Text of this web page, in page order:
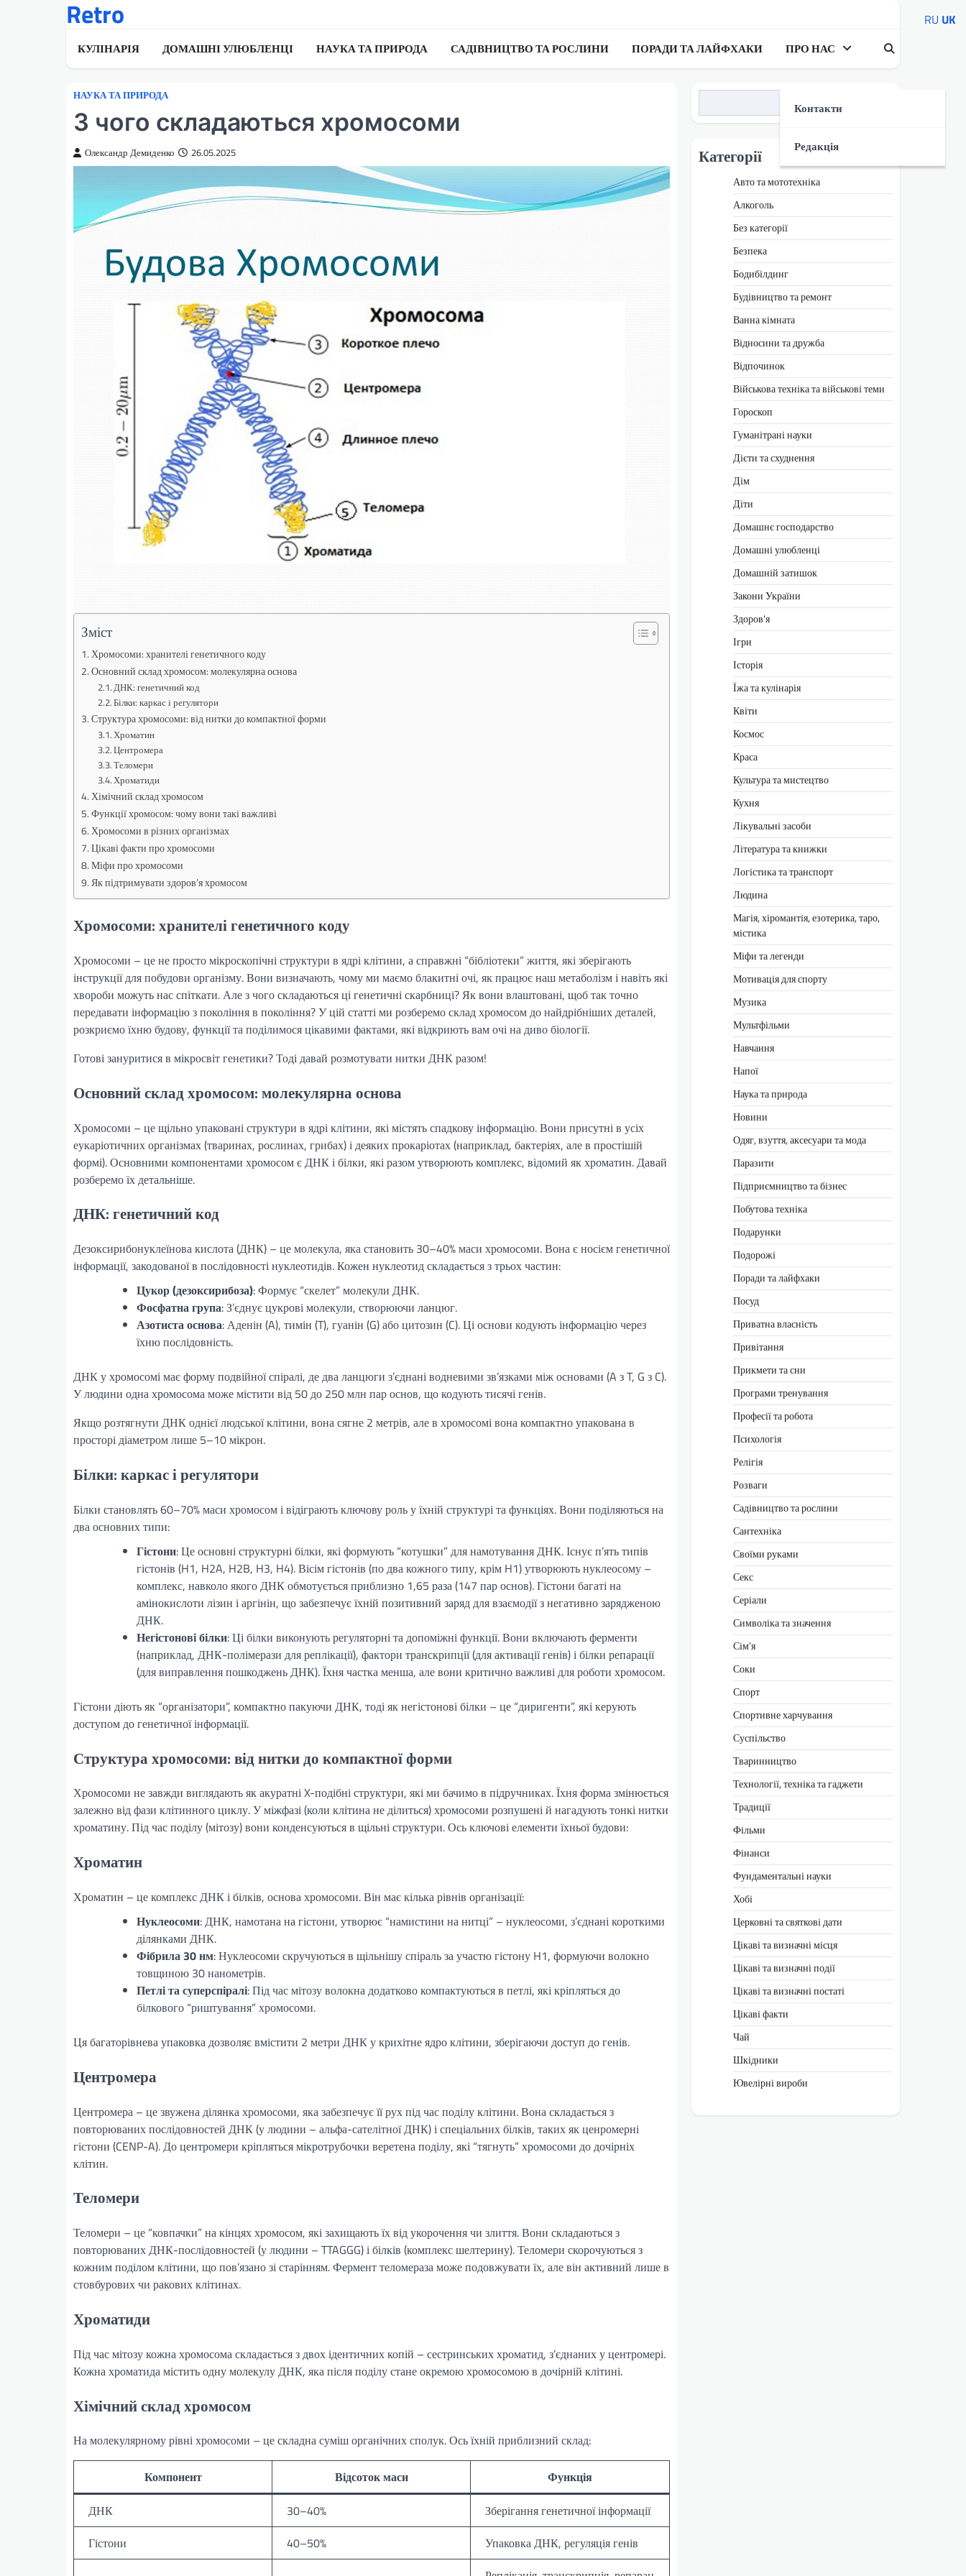
Retro
КУЛІНАРІЯ ДОМАШНІ УЛЮБЛЕНЦІ НАУКА ТА ПРИРОДА САДІВНИЦТВО ТА РОСЛИНИ ПОРАДИ ТА ЛАЙФХАКИ ПРО НАС
Контакти
Редакція
НАУКА ТА ПРИРОДА
З чого складаються хромосоми
Олександр Демиденко 26.05.2025
Зміст
Хромосоми: хранителі генетичного коду
Основний склад хромосом: молекулярна основа
ДНК: генетичний код
Білки: каркас і регулятори
Структура хромосоми: від нитки до компактної форми
Хроматин
Центромера
Теломери
Хроматиди
Хімічний склад хромосом
Функції хромосом: чому вони такі важливі
Хромосоми в різних організмах
Цікаві факти про хромосоми
Міфи про хромосоми
Як підтримувати здоров’я хромосом
Хромосоми: хранителі генетичного коду
Хромосоми – це не просто мікроскопічні структури в ядрі клітини, а справжні “бібліотеки” життя, які зберігають
інструкції для побудови організму. Вони визначають, чому ми маємо блакитні очі, як працює наш метаболізм і навіть які
хвороби можуть нас спіткати. Але з чого складаються ці генетичні скарбниці? Як вони влаштовані, щоб так точно
передавати інформацію з покоління в покоління? У цій статті ми розберемо склад хромосом до найдрібніших деталей,
розкриємо їхню будову, функції та поділимося цікавими фактами, які відкриють вам очі на диво біології.
Готові зануритися в мікросвіт генетики? Тоді давай розмотувати нитки ДНК разом!
Основний склад хромосом: молекулярна основа
Хромосоми – це щільно упаковані структури в ядрі клітини, які містять спадкову інформацію. Вони присутні в усіх
еукаріотичних організмах (тваринах, рослинах, грибах) і деяких прокаріотах (наприклад, бактеріях, але в простішій
формі). Основними компонентами хромосом є ДНК і білки, які разом утворюють комплекс, відомий як хроматин. Давай
розберемо їх детальніше.
ДНК: генетичний код
Дезоксирибонуклеїнова кислота (ДНК) – це молекула, яка становить 30–40% маси хромосоми. Вона є носієм генетичної
інформації, закодованої в послідовності нуклеотидів. Кожен нуклеотид складається з трьох частин:
Цукор (дезоксирибоза): Формує “скелет” молекули ДНК.
Фосфатна група: З’єднує цукрові молекули, створюючи ланцюг.
Азотиста основа: Аденін (A), тимін (T), гуанін (G) або цитозин (C). Ці основи кодують інформацію через
їхню послідовність.
ДНК у хромосомі має форму подвійної спіралі, де два ланцюги з’єднані водневими зв’язками між основами (A з T, G з C).
У людини одна хромосома може містити від 50 до 250 млн пар основ, що кодують тисячі генів.
Якщо розтягнути ДНК однієї людської клітини, вона сягне 2 метрів, але в хромосомі вона компактно упакована в
просторі діаметром лише 5–10 мікрон.
Білки: каркас і регулятори
Білки становлять 60–70% маси хромосом і відіграють ключову роль у їхній структурі та функціях. Вони поділяються на
два основних типи:
Гістони: Це основні структурні білки, які формують “котушки” для намотування ДНК. Існує п’ять типів
гістонів (H1, H2A, H2B, H3, H4). Вісім гістонів (по два кожного типу, крім H1) утворюють нуклеосому –
комплекс, навколо якого ДНК обмотується приблизно 1,65 раза (147 пар основ). Гістони багаті на
амінокислоти лізин і аргінін, що забезпечує їхній позитивний заряд для взаємодії з негативно зарядженою
ДНК.
Негістонові білки: Ці білки виконують регуляторні та допоміжні функції. Вони включають ферменти
(наприклад, ДНК-полімерази для реплікації), фактори транскрипції (для активації генів) і білки репарації
(для виправлення пошкоджень ДНК). Їхня частка менша, але вони критично важливі для роботи хромосом.
Гістони діють як “організатори”, компактно пакуючи ДНК, тоді як негістонові білки – це “диригенти”, які керують
доступом до генетичної інформації.
Структура хромосоми: від нитки до компактної форми
Хромосоми не завжди виглядають як акуратні X-подібні структури, які ми бачимо в підручниках. Їхня форма змінюється
залежно від фази клітинного циклу. У міжфазі (коли клітина не ділиться) хромосоми розпушені й нагадують тонкі нитки
хроматину. Під час поділу (мітозу) вони конденсуються в щільні структури. Ось ключові елементи їхньої будови:
Хроматин
Хроматин – це комплекс ДНК і білків, основа хромосоми. Він має кілька рівнів організації:
Нуклеосоми: ДНК, намотана на гістони, утворює “намистини на нитці” – нуклеосоми, з’єднані короткими
ділянками ДНК.
Фібрила 30 нм: Нуклеосоми скручуються в щільнішу спіраль за участю гістону H1, формуючи волокно
товщиною 30 нанометрів.
Петлі та суперспіралі: Під час мітозу волокна додатково компактуються в петлі, які кріпляться до
білкового “риштування” хромосоми.
Ця багаторівнева упаковка дозволяє вмістити 2 метри ДНК у крихітне ядро клітини, зберігаючи доступ до генів.
Центромера
Центромера – це звужена ділянка хромосоми, яка забезпечує її рух під час поділу клітини. Вона складається з
повторюваних послідовностей ДНК (у людини – альфа-сателітної ДНК) і спеціальних білків, таких як ценромерні
гістони (CENP-A). До центромери кріпляться мікротрубочки веретена поділу, які “тягнуть” хромосоми до дочірніх
клітин.
Теломери
Теломери – це “ковпачки” на кінцях хромосом, які захищають їх від укорочення чи злиття. Вони складаються з
повторюваних ДНК-послідовностей (у людини – TTAGGG) і білків (комплекс шелтерину). Теломери скорочуються з
кожним поділом клітини, що пов’язано зі старінням. Фермент теломераза може подовжувати їх, але він активний лише в
стовбурових чи ракових клітинах.
Хроматиди
Під час мітозу кожна хромосома складається з двох ідентичних копій – сестринських хроматид, з’єднаних у центромері.
Кожна хроматида містить одну молекулу ДНК, яка після поділу стане окремою хромосомою в дочірній клітині.
Хімічний склад хромосом
На молекулярному рівні хромосоми – це складна суміш органічних сполук. Ось їхній приблизний склад:
Компонент Відсоток маси
Функція
ДНК
30–40%
Зберігання генетичної інформації
Гістони
40–50% Упаковка ДНК, регуляція генів
Категорії
Авто та мототехніка
Алкоголь
Без категорії
Безпека
Бодибілдинг
Будівництво та ремонт
Ванна кімната
Відносини та дружба
Відпочинок
Військова техніка та військові теми
Гороскоп
Гуманітрані науки
Дієти та схуднення
Дім
Діти
Домашнє господарство
Домашні улюбленці
Домашній затишок
Закони України
Здоров'я
Ігри
Історія
Їжа та кулінарія
Квіти
Космос
Краса
Культура та мистецтво
Кухня
Лікувальні засоби
Література та книжки
Логістика та транспорт
Людина
Магія, хіромантія, езотерика, таро,
містика
Міфи та легенди
Мотивація для спорту
Музика
Мультфільми
Навчання
Напої
Наука та природа
Новини
Одяг, взуття, аксесуари та мода
Паразити
Підприємництво та бізнес
Побутова техніка
Подарунки
Подорожі
Поради та лайфхаки
Посуд
Приватна власність
Привітання
Прикмети та сни
Програми тренування
Професії та робота
Психологія
Релігія
Розваги
Садівництво та рослини
Сантехніка
Своїми руками
Секс
Серіали
Символіка та значення
Сім’я
Соки
Спорт
Спортивне харчування
Суспільство
Тваринництво
Технології, техніка та гаджети
Традиції
Фільми
Фінанси
Фундаментальні науки
Хобі
Церковні та святкові дати
Цікаві та визначні місця
Цікаві та визначні події
Цікаві та визначні постаті
Цікаві факти
Чай
Шкідники
Ювелірні вироби
RU UK